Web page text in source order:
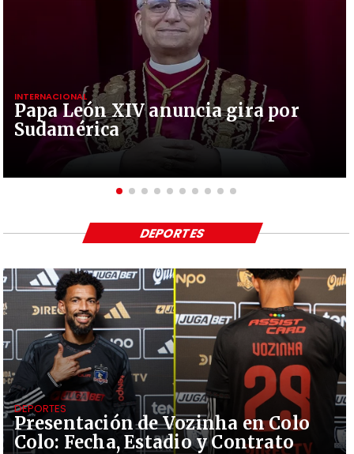
Papa León XIV anuncia gira por
Sudamérica
INTERNACIONAL
Presentación de Vozinha en Colo
Colo: Fecha, Estadio y Contrato
DEPORTES
DEPORTES